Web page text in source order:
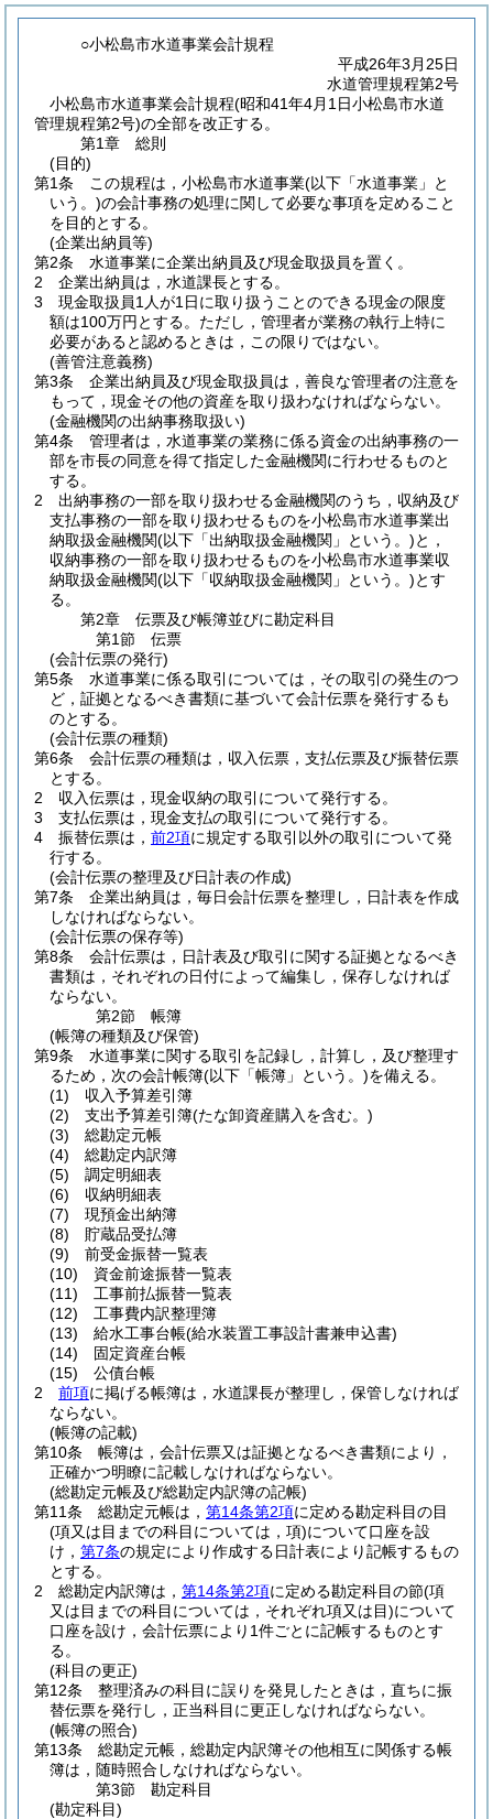
○小松島市水道事業会計規程
平成26年3月25日
水道管理規程第2号
小松島市水道事業会計規程(昭和41年4月1日小松島市水道
管理規程第2号)の全部を改正する。
第1章
総則
(目的)
第1条
この規程は，小松島市水道事業(以下「水道事業」と
いう。)の会計事務の処理に関して必要な事項を定めること
を目的とする。
(企業出納員等)
第2条
水道事業に企業出納員及び現金取扱員を置く。
2
企業出納員は，水道課長とする。
3
現金取扱員1人が1日に取り扱うことのできる現金の限度
額は100万円とする。 ただし，管理者が業務の執行上特に
必要があると認めるときは，この限りではない。
(善管注意義務)
第3条
企業出納員及び現金取扱員は，善良な管理者の注意を
もって，現金その他の資産を取り扱わなければならない。
(金融機関の出納事務取扱い)
第4条
管理者は，水道事業の業務に係る資金の出納事務の一
部を市長の同意を得て指定した金融機関に行わせるものと
する。
2
出納事務の一部を取り扱わせる金融機関のうち，収納及び
支払事務の一部を取り扱わせるものを小松島市水道事業出
納取扱金融機関(以下「出納取扱金融機関」という。)と，
収納事務の一部を取り扱わせるものを小松島市水道事業収
納取扱金融機関(以下「収納取扱金融機関」という。)とす
る。
第2章
伝票及び帳簿並びに勘定科目
第1節
伝票
(会計伝票の発行)
第5条
水道事業に係る取引については，その取引の発生のつ
ど，証拠となるべき書類に基づいて会計伝票を発行するも
のとする。
(会計伝票の種類)
第6条
会計伝票の種類は，収入伝票，支払伝票及び振替伝票
とする。
2
収入伝票は，現金収納の取引について発行する。
3
支払伝票は，現金支払の取引について発行する。
4
振替伝票は， 前2項に規定する取引以外の取引について発
行する。
(会計伝票の整理及び日計表の作成)
第7条
企業出納員は，毎日会計伝票を整理し，日計表を作成
しなければならない。
(会計伝票の保存等)
第8条
会計伝票は，日計表及び取引に関する証拠となるべき
書類は，それぞれの日付によって編集し，保存しなければ
ならない。
第2節
帳簿
(帳簿の種類及び保管)
第9条
水道事業に関する取引を記録し，計算し，及び整理す
るため，次の会計帳簿(以下「帳簿」という。)を備える。
(1)
収入予算差引簿
(2)
支出予算差引簿(たな卸資産購入を含む。)
(3)
総勘定元帳
(4)
総勘定内訳簿
(5)
調定明細表
(6)
収納明細表
(7)
現預金出納簿
(8)
貯蔵品受払簿
(9)
前受金振替一覧表
(10)
資金前途振替一覧表
(11)
工事前払振替一覧表
(12)
工事費内訳整理簿
(13)
給水工事台帳(給水装置工事設計書兼申込書)
(14)
固定資産台帳
(15)
公債台帳
2
前項に掲げる帳簿は，水道課長が整理し，保管しなければ
ならない。
(帳簿の記載)
第10条
帳簿は，会計伝票又は証拠となるべき書類により，
正確かつ明瞭に記載しなければならない。
(総勘定元帳及び総勘定内訳簿の記帳)
第11条
総勘定元帳は， 第14条第2項に定める勘定科目の目
(項又は目までの科目については，項)について口座を設
け， 第7条の規定により作成する日計表により記帳するもの
とする。
2
総勘定内訳簿は， 第14条第2項に定める勘定科目の節(項
又は目までの科目については，それぞれ項又は目)について
口座を設け，会計伝票により1件ごとに記帳するものとす
る。
(科目の更正)
第12条
整理済みの科目に誤りを発見したときは，直ちに振
替伝票を発行し，正当科目に更正しなければならない。
(帳簿の照合)
第13条
総勘定元帳，総勘定内訳簿その他相互に関係する帳
簿は，随時照合しなければならない。
第3節
勘定科目
(勘定科目)